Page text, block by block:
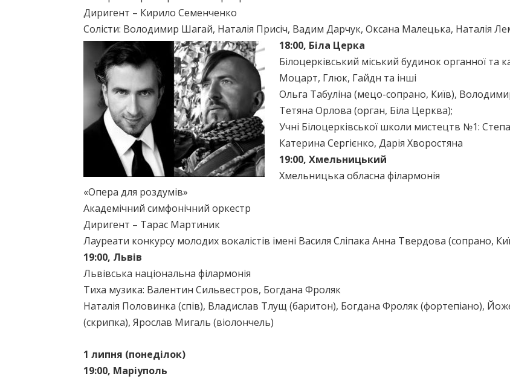
Диригент – Кирило Семенченко
Солісти: Володимир Шагай, Наталія Присіч, Вадим Дарчук, Оксана Малецька, Наталія
18:00, Біла Церка
Білоцерківський міський будинок органної та
Моцарт, Глюк, Гайдн та інші
Ольга Табуліна (мецо-сопрано, Київ),
Тетяна Орлова (орган, Біла Церква);
Учні Білоцерківської школи мистецтв №1:
Катерина Сергієнко, Дарія Хворостяна
19:00, Хмельницький
Хмельницька обласна філармонія
«Опера для роздумів»
Академічний симфонічний оркестр
Диригент – Тарас Мартиник
Лауреати конкурсу молодих вокалістів імені Василя Сліпака Анна Твердова (сопрано,
19:00, Львів
Львівська національна філармонія
Тиха музика: Валентин Сильвестров, Богдана Фроляк
Наталія Половинка (спів), Владислав Тлущ (баритон), Богдана Фроляк (фортепіано),
(скрипка), Ярослав Мигаль (віолончель)
1 липня (понеділок)
19:00, Маріуполь